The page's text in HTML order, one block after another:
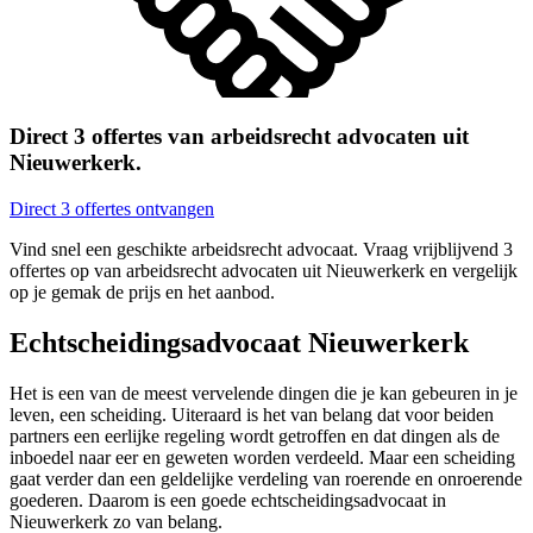
Direct 3 offertes van arbeidsrecht advocaten uit
Nieuwerkerk.
Direct 3 offertes ontvangen
Vind snel een geschikte arbeidsrecht advocaat. Vraag vrijblijvend 3
offertes op van arbeidsrecht advocaten uit Nieuwerkerk en vergelijk
op je gemak de prijs en het aanbod.
Echtscheidingsadvocaat Nieuwerkerk
Het is een van de meest vervelende dingen die je kan gebeuren in je
leven, een scheiding. Uiteraard is het van belang dat voor beiden
partners een eerlijke regeling wordt getroffen en dat dingen als de
inboedel naar eer en geweten worden verdeeld. Maar een scheiding
gaat verder dan een geldelijke verdeling van roerende en onroerende
goederen. Daarom is een goede echtscheidingsadvocaat in
Nieuwerkerk zo van belang.